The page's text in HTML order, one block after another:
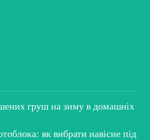
груш на зиму в домашніх
як вибрати навісне під